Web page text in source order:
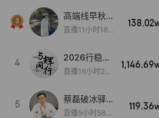
高端线早秋现
货首发
直播11小时18分
4
2026行稳致
远
直播16小时20
5
蔡磊破冰驿站
直播间好物分
直播5小时58分